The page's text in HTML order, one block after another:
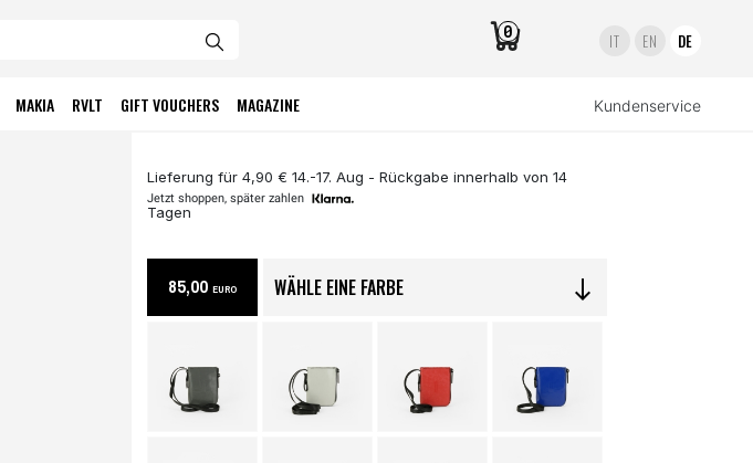
0 IT EN DE
MAKIA RVLT GIFT VOUCHERS MAGAZINE Kundenservice
Lieferung für 4,90 € 14.-17. Aug - Rückgabe innerhalb von 14
Tagen
Jetzt shoppen, später zahlen
85,00 EURO WÄHLE EINE FARBE south